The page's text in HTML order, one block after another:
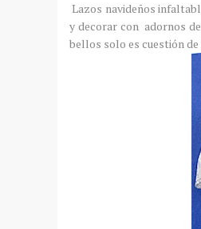
Lazos navideños
y decorar con adornos
bellos solo es cuestión de